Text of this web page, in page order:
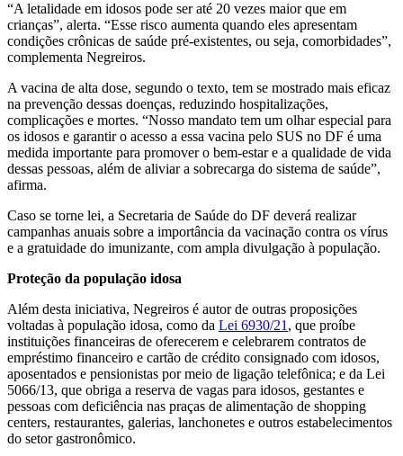
“A letalidade em idosos pode ser até 20 vezes maior que em
crianças”, alerta. “Esse risco aumenta quando eles apresentam
condições crônicas de saúde pré-existentes, ou seja, comorbidades”,
complementa Negreiros.
A vacina de alta dose, segundo o texto, tem se mostrado mais eficaz
na prevenção dessas doenças, reduzindo hospitalizações,
complicações e mortes. “Nosso mandato tem um olhar especial para
os idosos e garantir o acesso a essa vacina pelo SUS no DF é uma
medida importante para promover o bem-estar e a qualidade de vida
dessas pessoas, além de aliviar a sobrecarga do sistema de saúde”,
afirma.
Caso se torne lei, a Secretaria de Saúde do DF deverá realizar
campanhas anuais sobre a importância da vacinação contra os vírus
e a gratuidade do imunizante, com ampla divulgação à população.
Proteção da população idosa
Além desta iniciativa, Negreiros é autor de outras proposições
voltadas à população idosa, como da Lei 6930/21 , que proíbe
instituições financeiras de oferecerem e celebrarem contratos de
empréstimo financeiro e cartão de crédito consignado com idosos,
aposentados e pensionistas por meio de ligação telefônica; e da Lei
5066/13, que obriga a reserva de vagas para idosos, gestantes e
pessoas com deficiência nas praças de alimentação de shopping
centers, restaurantes, galerias, lanchonetes e outros estabelecimentos
do setor gastronômico.